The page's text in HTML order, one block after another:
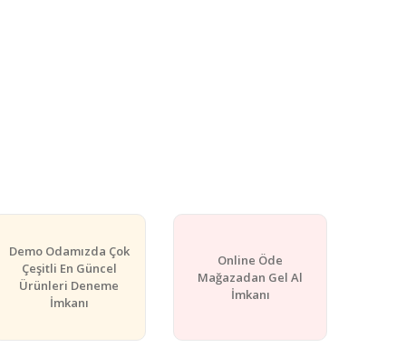
Demo Odamızda Çok
Çeşitli En Güncel
Ürünleri Deneme
İmkanı
Online Öde
Mağazadan Gel Al
İmkanı